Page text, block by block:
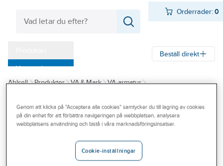
Orderrader:0
Varumärken
Kampanjer
Outlet
Branscher
Beställ direkt
Ahlsell Produkter VA & Mark
VA-armatur
ESCO
Teleskopgarnityr
slussventiler
Esco S-1880
Genom att klicka på "Acceptera alla cookies" samtycker du till lagring av cookies
på din enhet för att förbättra navigeringen på webbplatsen, analysera
webbplatsens användning och bistå i våra marknadsföringsinsatser.
Cookie-inställningar